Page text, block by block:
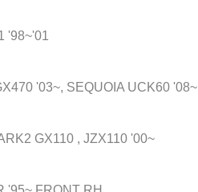
'98~'01
'03~, SEQUOIA UCK60 '08~
GX110 , JZX110 '00~